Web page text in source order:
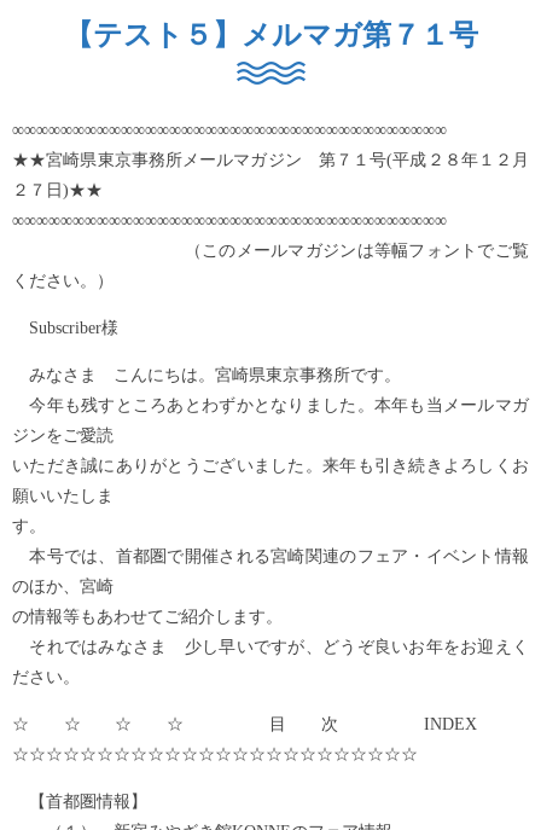
【テスト５】メルマガ第７１号
∞∞∞∞∞∞∞∞∞∞∞∞∞∞∞∞∞∞∞∞∞∞∞∞∞∞∞∞∞∞∞∞∞∞∞∞
★★宮崎県東京事務所メールマガジン 第７１号(平成２８年１２月
２７日)★★
∞∞∞∞∞∞∞∞∞∞∞∞∞∞∞∞∞∞∞∞∞∞∞∞∞∞∞∞∞∞∞∞∞∞∞∞
（このメールマガジンは等幅フォントでご覧
ください。）
Subscriber様
みなさま こんにちは。宮崎県東京事務所です。
今年も残すところあとわずかとなりました。本年も当メールマガ
ジンをご愛読
いただき誠にありがとうございました。来年も引き続きよろしくお
願いいたしま
す。
本号では、首都圏で開催される宮崎関連のフェア・イベント情報
のほか、宮崎
の情報等もあわせてご紹介します。
それではみなさま 少し早いですが、どうぞ良いお年をお迎えく
ださい。
☆☆☆☆ 目次 INDEX
☆☆☆☆☆☆☆☆☆☆☆☆☆☆☆☆☆☆☆☆☆☆☆☆
【首都圏情報】